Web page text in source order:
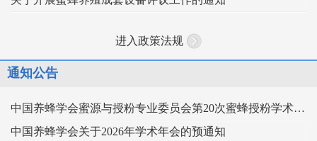
进入政策法规
通知公告
中国养蜂学会蜜源与授粉专业委员会第20次蜜蜂授粉学术交流会暨向日葵授粉现场观摩会通知 （第二轮）
中国养蜂学会关于2026年学术年会的预通知